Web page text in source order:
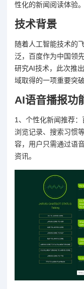
性化的新闻阅读体验。
技术背景
随着人工智能技术的
泛，百度作为中国领
研究AI技术，此次推
域取得的一项重要突破
AI语音播报功
1、个性化新闻推荐
浏览记录、搜索习惯
容，用户只需通过语
资讯。